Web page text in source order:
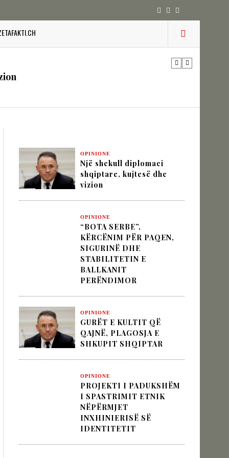
diplomatike e Turqisë
SHQIPTAR
NËPËRMJET INXHINIERISË SË
diplomatike e Turqisë
OPINIONE
Një shekull diplomaci
shqiptare, kujtesë dhe
vizion
OPINIONE
“BOTA SERBE”,
KËRCËNIM PËR PAQEN,
SIGURINË DHE
STABILITETIN E
BALLKANIT
PERËNDIMOR
OPINIONE
GURËT E KULTIT QË
QAJNË, PLAGOSJA E
SHKUPIT SHQIPTAR
OPINIONE
PROJEKTI I PADUKSHËM
I SPASTRIMIT ETNIK
NËPËRMJET
INXHINIERISË SË
IDENTITETIT